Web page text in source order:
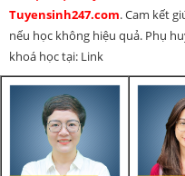
Tuyensinh247.com. Cam kết
nếu học không hiệu quả. Phụ
khoá học tại: Link